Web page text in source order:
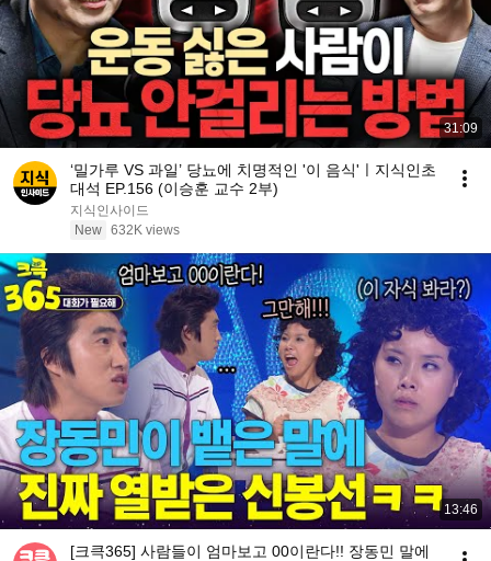
31:09
‘밀가루 VS 과일’ 당뇨에 치명적인 '이 음식'ㅣ지식인초
대석 EP.156 (이승훈 교수 2부)
지식인사이드
New 632K views
13:46
[크큭365] 사람들이 엄마보고 00이란다!! 장동민 말에